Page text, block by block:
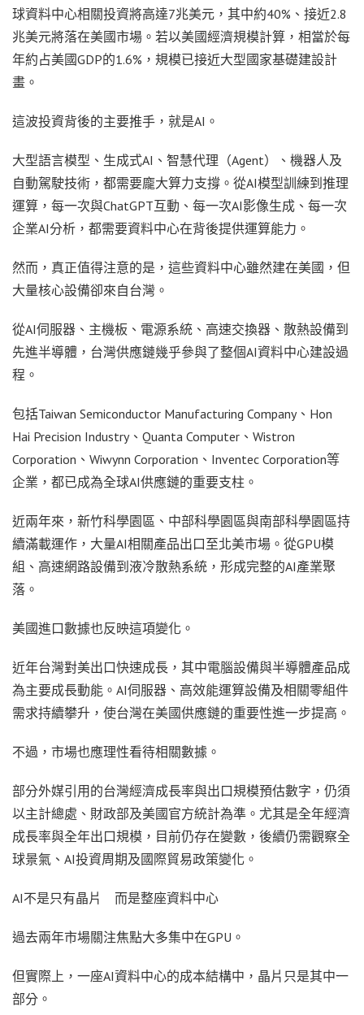
球資料中心相關投資將高達7兆美元，其中約40%、接近2.8
兆美元將落在美國市場。若以美國經濟規模計算，相當於每
年約占美國GDP的1.6%，規模已接近大型國家基礎建設計
畫。
這波投資背後的主要推手，就是AI。
大型語言模型、生成式AI、智慧代理（Agent）、機器人及
自動駕駛技術，都需要龐大算力支撐。從AI模型訓練到推理
運算，每一次與ChatGPT互動、每一次AI影像生成、每一次
企業AI分析，都需要資料中心在背後提供運算能力。
然而，真正值得注意的是，這些資料中心雖然建在美國，但
大量核心設備卻來自台灣。
從AI伺服器、主機板、電源系統、高速交換器、散熱設備到
先進半導體，台灣供應鏈幾乎參與了整個AI資料中心建設過
程。
包括Taiwan Semiconductor Manufacturing Company、Hon
Hai Precision Industry、Quanta Computer、Wistron
Corporation、Wiwynn Corporation、Inventec Corporation等
企業，都已成為全球AI供應鏈的重要支柱。
近兩年來，新竹科學園區、中部科學園區與南部科學園區持
續滿載運作，大量AI相關產品出口至北美市場。從GPU模
組、高速網路設備到液冷散熱系統，形成完整的AI產業聚
落。
美國進口數據也反映這項變化。
近年台灣對美出口快速成長，其中電腦設備與半導體產品成
為主要成長動能。AI伺服器、高效能運算設備及相關零組件
需求持續攀升，使台灣在美國供應鏈的重要性進一步提高。
不過，市場也應理性看待相關數據。
部分外媒引用的台灣經濟成長率與出口規模預估數字，仍須
以主計總處、財政部及美國官方統計為準。尤其是全年經濟
成長率與全年出口規模，目前仍存在變數，後續仍需觀察全
球景氣、AI投資周期及國際貿易政策變化。
AI不是只有晶片 而是整座資料中心
過去兩年市場關注焦點大多集中在GPU。
但實際上，一座AI資料中心的成本結構中，晶片只是其中一
部分。